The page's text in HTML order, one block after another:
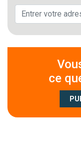
ce